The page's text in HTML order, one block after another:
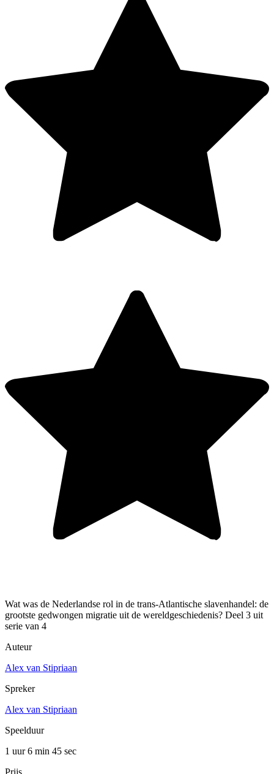
Wat was de Nederlandse rol in de trans-Atlantische slavenhandel: de
grootste gedwongen migratie uit de wereldgeschiedenis? Deel 3 uit
serie van 4
Auteur
Alex van Stipriaan
Spreker
Alex van Stipriaan
Speelduur
1 uur 6 min 45 sec
Prijs